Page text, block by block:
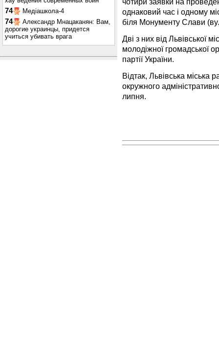
74 Медіашкола-4
74
Александр Мнацаканян: Вам,
дорогие украинцы, придется
учиться убивать врага
однаковий час і одному
біля Монументу Слави
Дві з них від Львівської
молодіжної громадської
партії України.
Відтак, Львівська міська
окружного
липня.